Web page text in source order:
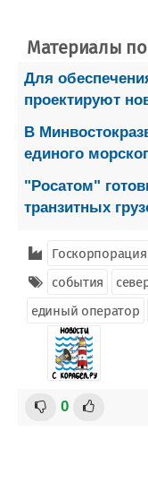
Материалы по
Для
проектируют
В
единого
"Росатом"
транзитных
события
единый оператор
0